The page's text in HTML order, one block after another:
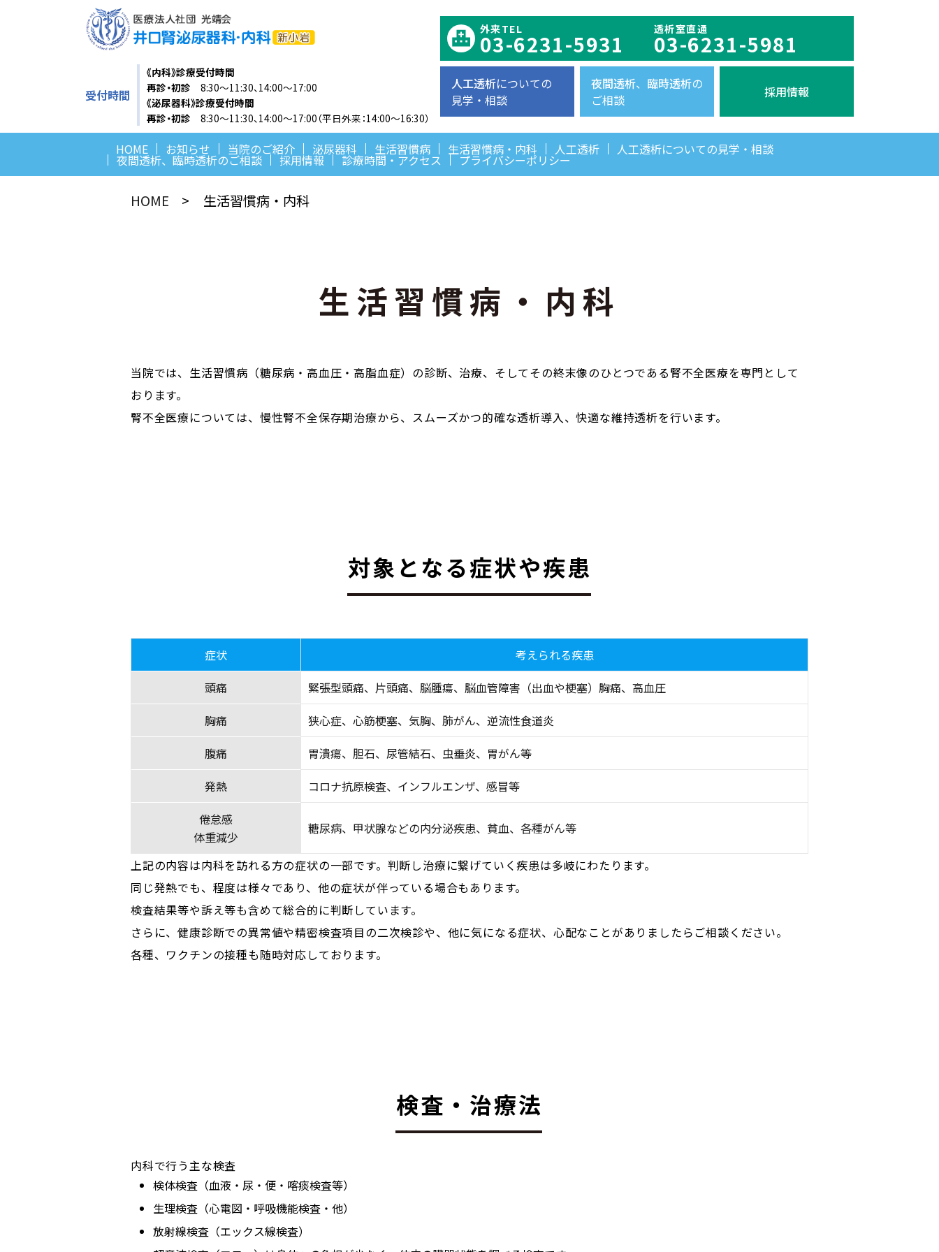
受付時間
《内科》診療受付時間
再診・初診
8:30～11:30、14:00～17:00
《泌尿器科》診療受付時間
再診・初診
8:30～11:30、14:00～17:00（平日外来：14:00～16:30）
外来TEL
03-6231-5931
透析室直通
03-6231-5981
人工透析についての
見学・相談
夜間透析、 臨時透析の
ご相談
採用情報
HOME お知らせ 当院のご紹介 泌尿器科 生活習慣病 生活習慣病・内科 人工透析 人工透析についての見学・相談
夜間透析、臨時透析のご相談 採用情報 診療時間・アクセス プライバシーポリシー
HOME 生活習慣病・内科
生活習慣病・内科
当院では、生活習慣病（糖尿病・高血圧・高脂血症）の診断、治療、そしてその終末像のひとつである腎不全医療を専門として
おります。
腎不全医療については、慢性腎不全保存期治療から、スムーズかつ的確な透析導入、快適な維持透析を行います。
対象となる症状や疾患
症状
考えられる疾患
頭痛
緊張型頭痛、片頭痛、脳腫瘍、脳血管障害（出血や梗塞）胸痛、高血圧
胸痛
狭心症、心筋梗塞、気胸、肺がん、逆流性食道炎
腹痛
胃潰瘍、胆石、尿管結石、虫垂炎、胃がん等
発熱
コロナ抗原検査、インフルエンザ、感冒等
倦怠感
体重減少
糖尿病、甲状腺などの内分泌疾患、貧血、各種がん等
上記の内容は内科を訪れる方の症状の一部です。判断し治療に繋げていく疾患は多岐にわたります。
同じ発熱でも、程度は様々であり、他の症状が伴っている場合もあります。
検査結果等や訴え等も含めて総合的に判断しています。
さらに、健康診断での異常値や精密検査項目の二次検診や、他に気になる症状、心配なことがありましたらご相談ください。
各種、ワクチンの接種も随時対応しております。
検査・治療法
内科で行う主な検査
検体検査（血液・尿・便・喀痰検査等）
生理検査（心電図・呼吸機能検査・他）
放射線検査（エックス線検査）